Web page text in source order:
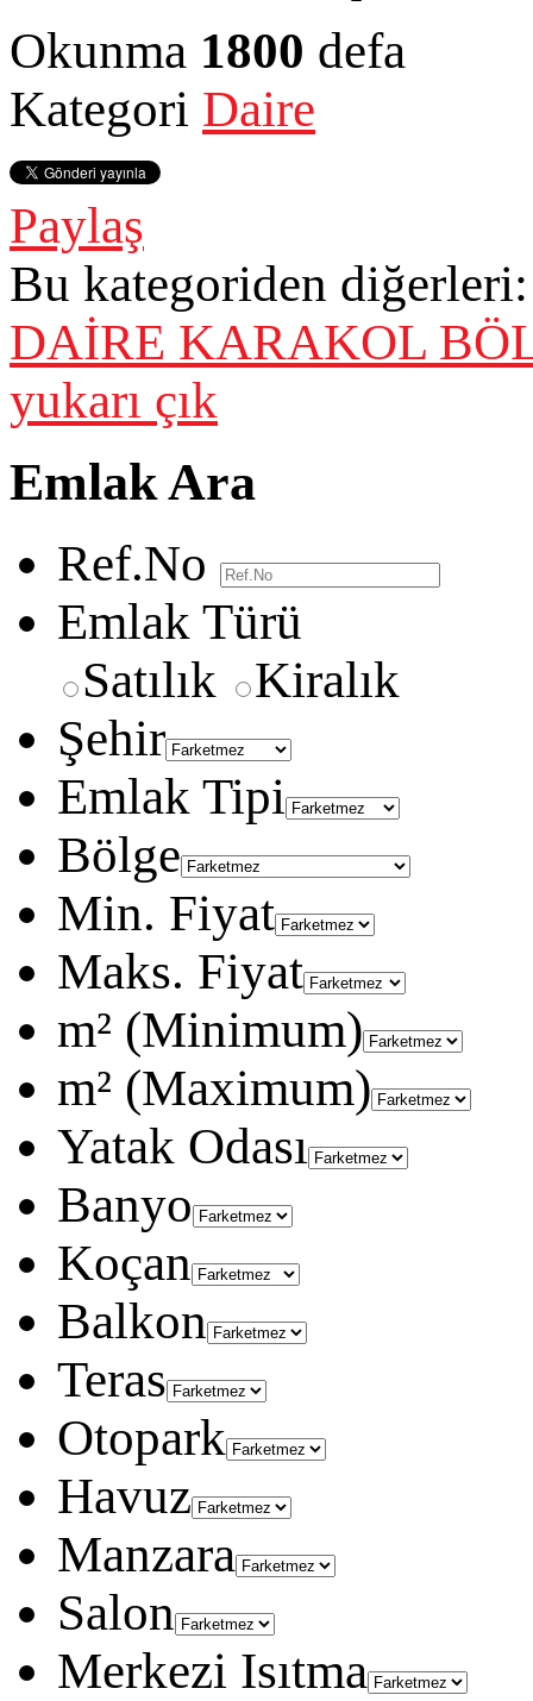
Okunma 1800 defa
Kategori Daire
Paylaş
Bu kategoriden diğerleri:
DAİRE KARAKOL
yukarı çık
Emlak Ara
Ref.No
Emlak Türü
Satılık
Kiralık
Şehir
Emlak Tipi
Bölge
Min. Fiyat
Maks. Fiyat
m² (Minimum)
m² (Maximum)
Yatak Odası
Banyo
Koçan
Balkon
Teras
Otopark
Havuz
Manzara
Salon
Merkezi Isıtma